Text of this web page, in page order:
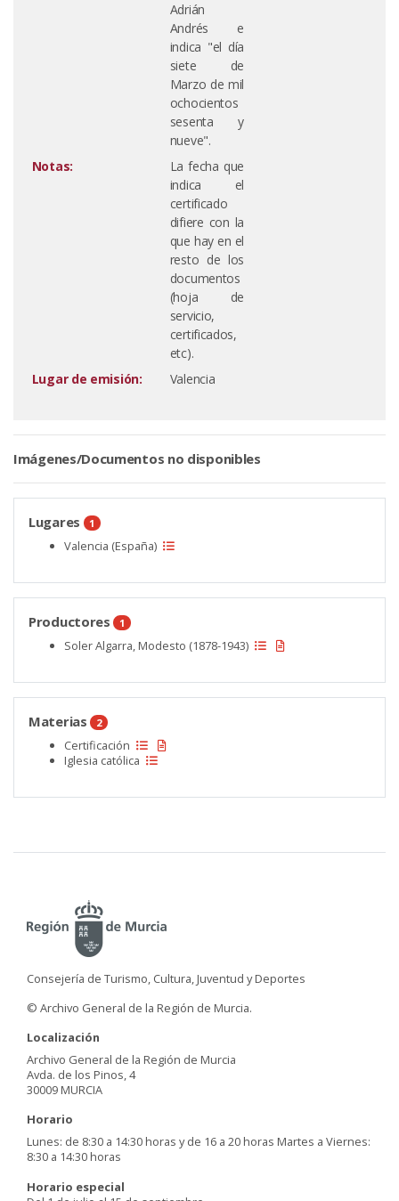
Adrián
Andrés e
indica "el día
siete de
Marzo de mil
ochocientos
sesenta y
nueve".
Notas:
La fecha que
indica el
certificado
difiere con la
que hay en el
resto de los
documentos
(hoja de
servicio,
certificados,
etc).
Lugar de emisión:
Valencia
Imágenes/Documentos no disponibles
Lugares 1
Valencia (España)
Productores 1
Soler Algarra, Modesto (1878-1943)
Materias 2
Certificación
Iglesia católica
Consejería de Turismo, Cultura, Juventud y Deportes
© Archivo General de la Región de Murcia.
Localización
Archivo General de la Región de Murcia
Avda. de los Pinos, 4
30009 MURCIA
Horario
Lunes: de 8:30 a 14:30 horas y de 16 a 20 horas Martes a Viernes:
8:30 a 14:30 horas
Horario especial